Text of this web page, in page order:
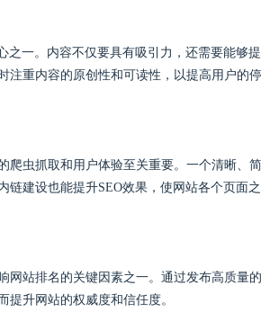
之一。内容不仅要具有吸引力，还需要能够
注重内容的原创性和可读性，以提高用户的
爬虫抓取和用户体验至关重要。一个清晰、
链建设也能提升SEO效果，使网站各个页面
网站排名的关键因素之一。通过发布高质量
提升网站的权威度和信任度。